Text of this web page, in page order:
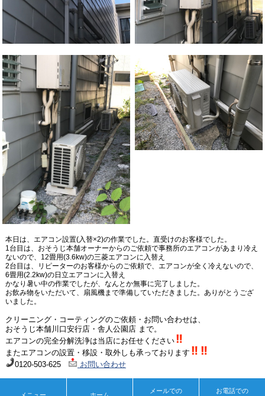
本日は、エアコン設置(入替×2)の作業でした。直受けのお客様でした。
1台目は、おそうじ本舗オーナーからのご依頼で事務所のエアコンがあまり冷え
ないので、 12畳用(3.6kw)の三菱エアコンに入替え
2台目は、リピーターのお客様からのご依頼で、エアコンが全く冷えないので、
6畳用(2.2kw)の日立エアコンに入替え
かなり暑い中の作業でしたが、なんとか無事に完了しました。
お飲み物をいただいて、扇風機まで準備していただきました。ありがとうござ
いました。
クリーニング・コーティングのご依頼・お問い合わせは、
おそうじ本舗川口安行店・舎人公園店 まで。
エアコンの完全分解洗浄は当店にお任せください
またエアコンの設置・移設・ 取外しも承っております
0120-503-625
お問い合わせ
次のページへ »
« 前のページへ
メニュー ホーム
メールでの
お電話での